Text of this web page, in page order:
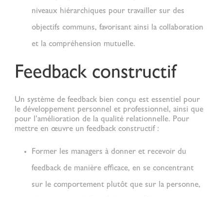
niveaux hiérarchiques pour travailler sur des
objectifs communs, favorisant ainsi la collaboration
et la compréhension mutuelle.
Feedback constructif
Un système de feedback bien conçu est essentiel pour
le développement personnel et professionnel, ainsi que
pour l’amélioration de la qualité relationnelle. Pour
mettre en œuvre un feedback constructif :
Former les managers à donner et recevoir du
feedback de manière efficace, en se concentrant
sur le comportement plutôt que sur la personne,